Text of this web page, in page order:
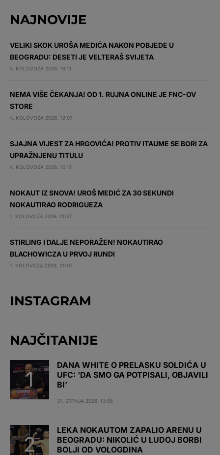
NAJNOVIJE
VELIKI SKOK UROŠA MEDIĆA NAKON POBJEDE U
BEOGRADU: DESETI JE VELTERAŠ SVIJETA
4. KOLOVOZA 2026. 16:11
NEMA VIŠE ČEKANJA! OD 1. RUJNA ONLINE JE FNC-OV
STORE
4. KOLOVOZA 2026. 12:07
SJAJNA VIJEST ZA HRGOVIĆA! PROTIV ITAUME SE BORI ZA
UPRAŽNJENU TITULU
4. KOLOVOZA 2026. 10:11
NOKAUT IZ SNOVA! UROŠ MEDIĆ ZA 30 SEKUNDI
NOKAUTIRAO RODRIGUEZA
1. KOLOVOZA 2026. 21:37
STIRLING I DALJE NEPORAŽEN! NOKAUTIRAO
BLACHOWICZA U PRVOJ RUNDI
1. KOLOVOZA 2026. 21:10
INSTAGRAM
NAJČITANIJE
DANA WHITE O PRELASKU SOLDIĆA U
UFC: ‘DA SMO GA POTPISALI, OBJAVILI
BI’
31. SRPNJA 2026. 13:05
LEKA NOKAUTOM ZAPALIO ARENU U
BEOGRADU: NIKOLIĆ U LUDOJ BORBI
BOLJI OD VOLOGDINA